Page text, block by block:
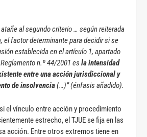
al segundo criterio … según reiterada
el factor determinante para decidir si se
establecida en el artículo 1, apartado
n.º 44/2001 esla intensidad
entre una acción jurisdiccional y
de insolvencia(…)” (énfasis añadido).
el vínculo entre acción y procedimiento
estrecho, el TJUE se fija en las
acción. Entre otros extremos tiene en